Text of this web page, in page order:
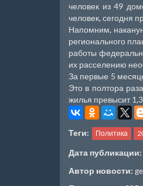
человек из 49
человек, сегодня
Напомним,
регионального
работы
их расселению
За первые 5
Это в полтора
жилья превысит
Теги: Политика
Дата публикации:
Автор новости: